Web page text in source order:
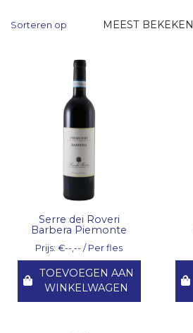
Sorteren op MEEST BEKEKEN
Serre dei Roveri
Barbera Piemonte
Prijs: €--,-- / Per fles
TOEVOEGEN AAN
WINKELWAGEN